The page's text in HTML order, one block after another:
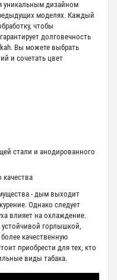
уникальным дизайном
моделях. Каждый
чтобы
долговечность
Вы можете выбрать
и сочетать цвет
стали и анодированного
- дым выходит
Однако следует
влияет на охлаждение.
горлышкой,
качественную
приобрести для тех, кто
виды табака.